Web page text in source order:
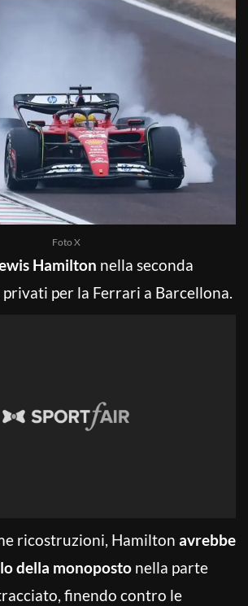
Foto X
Hamilton nella seconda
per la Ferrari a Barcellona.
ricostruzioni, Hamilton avrebbe
della monoposto nella parte
finendo contro le